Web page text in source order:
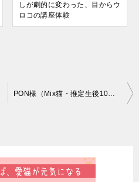
しが劇的に変わった、目からウ
ロコの講座体験
PON様（Mix猫・推定生後10週～・雌）のお客様の声